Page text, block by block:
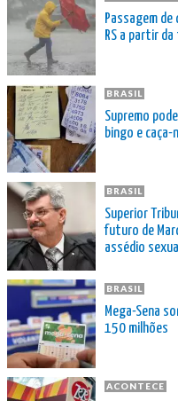
Passagem
RS a partir
BRASIL
Supremo
bingo e caça-
BRASIL
Superior
futuro de
assédio sexual
BRASIL
Mega-Sena
150 milhões
ACONTECE